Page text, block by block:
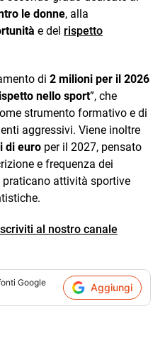
le donne, alla
e del rispetto
di 2 milioni per il 2026
nello sport”, che
strumento formativo e di
aggressivi. Viene inoltre
di euro per il 2027, pensato
e frequenza dei
attività sportive
al nostro canale
Google
Aggiungi